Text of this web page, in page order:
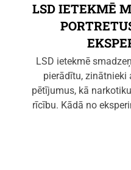
LSD IETEKMĒ
LSD ietekmē
pierādītu, zinātnieki
pētījumus, kā
rīcību. Kādā no